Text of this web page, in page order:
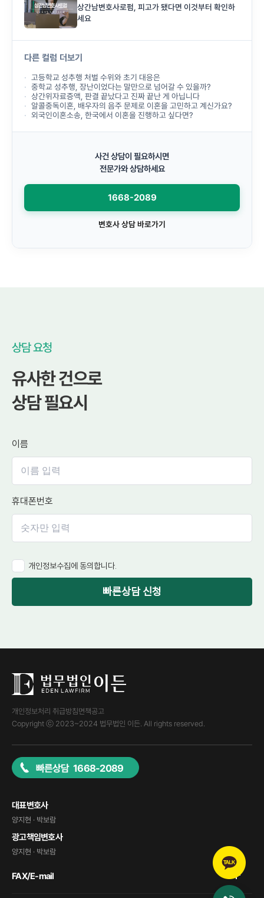
상간남변호사로펌, 피고가 됐다면 이것부터 확인하
세요
다른 컬럼 더보기
고등학교 성추행 처벌 수위와 초기 대응은
중학교 성추행, 장난이었다는 말만으로 넘어갈 수 있을까?
상간위자료증액, 판결 끝났다고 진짜 끝난 게 아닙니다
알콜중독이혼, 배우자의 음주 문제로 이혼을 고민하고 계신가요?
외국인이혼소송, 한국에서 이혼을 진행하고 싶다면?
사건 상담이 필요하시면
전문가와 상담하세요
1668-2089
변호사 상담 바로가기
상담 요청
유사한 건으로
상담 필요시
이름
휴대폰번호
개인정보수집에 동의합니다.
빠른상담 신청
개인정보처리 취급방침면책공고
Copyright ⓒ 2023~2024 법무법인 이든. All rights reserved.
빠른상담 1668-2089
대표변호사
양지현 · 박보람
광고책임변호사
양지현 · 박보람
FAX/E-mail